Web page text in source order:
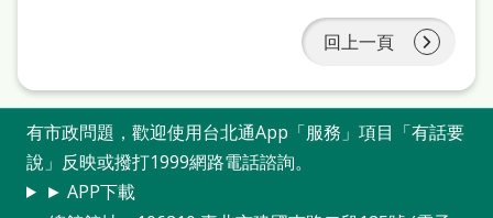
網
站
導
覽
回上一頁
有市政問題，歡迎使用台北通App「服務」項目「有話要
說」反映或撥打1999網路電話諮詢。
► APP下載